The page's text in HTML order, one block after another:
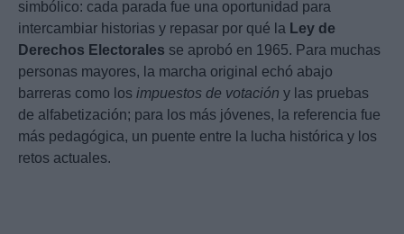
simbólico: cada parada fue una oportunidad para
intercambiar historias y repasar por qué la Ley de
Derechos Electorales se aprobó en 1965. Para muchas
personas mayores, la marcha original echó abajo
barreras como los impuestos de votación y las pruebas
de alfabetización; para los más jóvenes, la referencia fue
más pedagógica, un puente entre la lucha histórica y los
retos actuales.